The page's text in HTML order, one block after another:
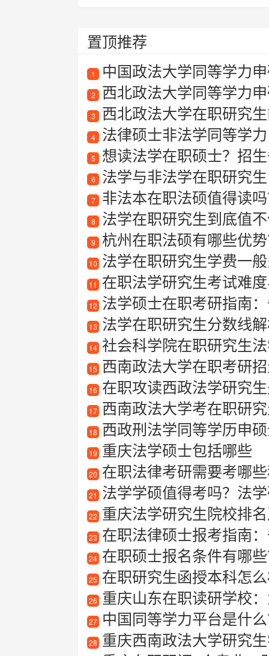
置顶推荐
1 中国政法大学同等学力
2 西北政法大学同等学力
3 西北政法大学在职研究
4 法律硕士非法学同等学力
5 想读法学在职硕士？招
6 法学与非法学在职研究
7 非法本在职法硕值得读
8 法学在职研究生到底值
9 杭州在职法硕有哪些优
10 法学在职研究生学费一
11 在职法学研究生考试难
12 法学硕士在职考研指南
13 法学在职研究生分数线
14 社会科学院在职研究生
15 西南政法大学在职考研
16 在职攻读西政法学研究生是
17 西南政法大学考在职研
18 西政刑法学同等学历申硕全攻
19 重庆法学硕士包括哪些
20 在职法律考研需要考哪
21 法学学硕值得考吗？法
22 重庆法学研究生院校排
23 在职法律硕士报考指南
24 在职硕士报名条件有哪
25 在职研究生函授本科怎
26 重庆山东在职读研学校
27 中国同等学力平台是什
28 重庆西南政法大学研究